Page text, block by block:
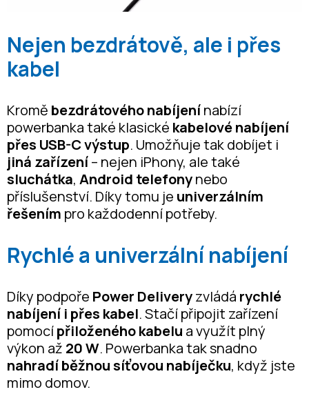
Nejen bezdrátově, ale i přes
kabel
Kromě bezdrátového nabíjenínabízí
powerbanka také klasické kabelové nabíjení
přes USB-C výstup. Umožňuje tak dobíjet i
jiná zařízení– nejen iPhony, ale také
sluchátka, Android telefonynebo
příslušenství. Díky tomu je univerzálním
řešením pro každodenní potřeby.
Rychlé a univerzální nabíjení
Díky podpoře Power Deliveryzvládá rychlé
nabíjení i přes kabel. Stačí připojit zařízení
pomocípřiloženého kabelu a využít plný
výkon až 20 W. Powerbanka tak snadno
nahradí běžnou síťovou nabíječku, když jste
mimo domov.